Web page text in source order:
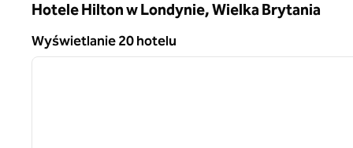
Hotele Hilton w Londynie, Wielka Brytania
Wyświetlanie 20 hotelu
Wyświetlanie 20 hotelu
1 z 12